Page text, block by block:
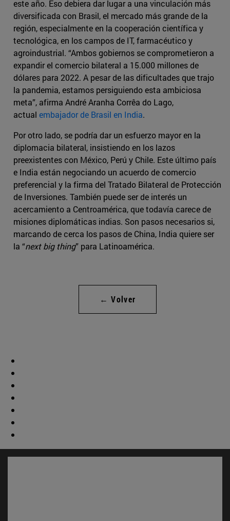
este año. Eso debiera dar lugar a una vinculación más
diversificada con Brasil, el mercado más grande de la
región, especialmente en la cooperación científica y
tecnológica, en los campos de IT, farmacéutico y
agroindustrial. “Ambos gobiernos se comprometieron a
expandir el comercio bilateral a 15.000 millones de
dólares para 2022. A pesar de las dificultades que trajo
la pandemia, estamos persiguiendo esta ambiciosa
meta”, afirma André Aranha Corrêa do Lago,
actual embajador de Brasil en India.
Por otro lado, se podría dar un esfuerzo mayor en la
diplomacia bilateral, insistiendo en los lazos
preexistentes con México, Perú y Chile. Este último país
e India están negociando un acuerdo de comercio
preferencial y la firma del Tratado Bilateral de Protección
de Inversiones. También puede ser de interés un
acercamiento a Centroamérica, que todavía carece de
misiones diplomáticas indias. Son pasos necesarios si,
marcando de cerca los pasos de China, India quiere ser
la “next big thing” para Latinoamérica.
← Volver